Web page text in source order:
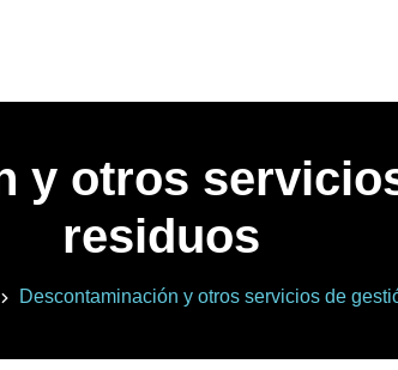
y otros
residuos
Descontaminación y otros servicios de